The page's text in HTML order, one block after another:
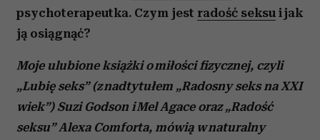
psychoterapeutka. Czym jest radość seksu i jak
ją osiągnąć?
Moje ulubione książki o miłości fizycznej, czyli
„Lubię seks” (z nadtytułem „Radosny seks na XXI
wiek”) Suzi Godson i Mel Agace oraz „Radość
seksu” Alexa Comforta, mówią w naturalny